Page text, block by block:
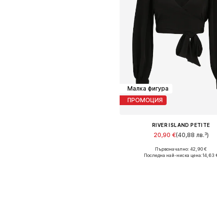
Малка фигура
ПРОМОЦИЯ
RIVER ISLAND PETITE
20,90 €(40,88 лв.³)
Налични размери: M
Първоначално: 42,90 €
Последна най-ниска цена:14,63